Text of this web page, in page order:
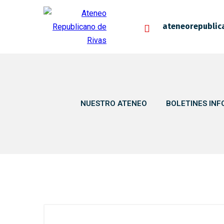
NUESTRO ATENEO BOLETINES